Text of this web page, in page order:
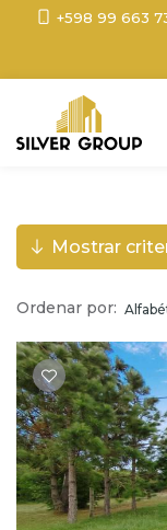
+598 99 663
Mostrar
Ordenar por: